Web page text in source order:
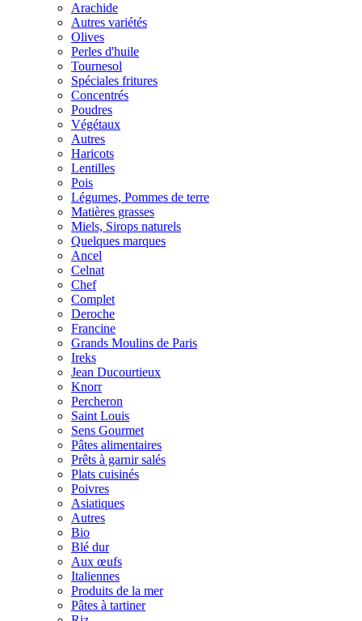
Arachide
Autres variétés
Olives
Perles d'huile
Tournesol
Spéciales fritures
Concentrés
Poudres
Végétaux
Autres
Haricots
Lentilles
Pois
Légumes, Pommes de terre
Matières grasses
Miels, Sirops naturels
Quelques marques
Ancel
Celnat
Chef
Complet
Deroche
Francine
Grands Moulins de Paris
Ireks
Jean Ducourtieux
Knorr
Percheron
Saint Louis
Sens Gourmet
Pâtes alimentaires
Prêts à garnir salés
Plats cuisinés
Poivres
Asiatiques
Autres
Bio
Blé dur
Aux œufs
Italiennes
Produits de la mer
Pâtes à tartiner